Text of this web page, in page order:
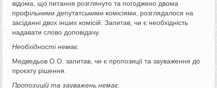
відома, що питання розглянуто та погоджено двома
профільними депутатськими комісіями, розглядалося на
засіданні двох інших комісій. Запитав, чи є необхідність
надавати слово доповідачу.
Необхідності немає.
Медведьов О.О. запитав, чи є пропозиції та зауваження до
проєкту рішення.
Пропозицій та зауважень немає.